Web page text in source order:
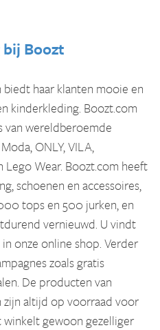
Boozt
haar klanten mooie en
kinderkleding. Boozt.com
van wereldberoemde
ONLY, VILA,
Lego Wear. Boozt.com heeft
schoenen en accessoires,
tops en 500 jurken, en
vernieuwd. U vindt
onze online shop. Verder
zoals gratis
De producten van
altijd op voorraad voor
winkelt gewoon gezelliger